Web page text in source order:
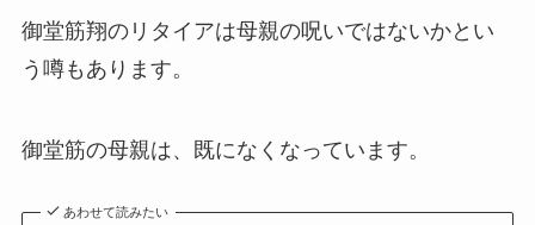
御堂筋翔のリタイアは母親の呪いではないかとい
う噂もあります。
御堂筋の母親は、既になくなっています。
あわせて読みたい